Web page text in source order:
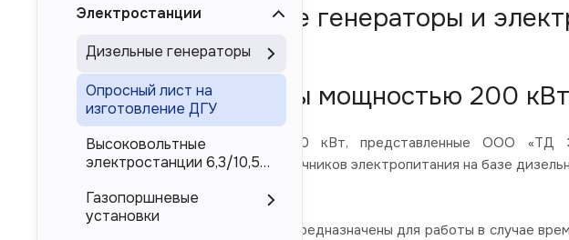
Каталог. Дизельные генераторы и
Кемерове
Дизель-генераторы мощностью 200
Дизельные электростанции 200 кВт, представленные ООО «ТД
электроснабжения в качестве источников электропитания на базе
Представленные в каталоге ДЭС предназначены для работы в случае
Электростанции
Дизельные генераторы
Опросный лист на
изготовление ДГУ
Высоковольтные
электростанции 6,3/10,5
Газопоршневые
установки